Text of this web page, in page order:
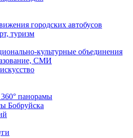
городских автобусов
туризм
культурные объединения
СМИ
панорамы
Бобруйска